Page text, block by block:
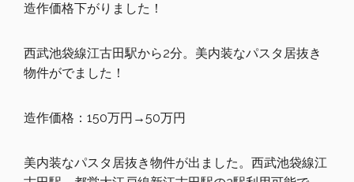
造作価格下がりました！
西武池袋線江古田駅から2分。 美内装なパスタ居抜き
物件がでました！
造作価格：150万円→50万円
美内装なパスタ居抜き物件が出ました。西武池袋線江